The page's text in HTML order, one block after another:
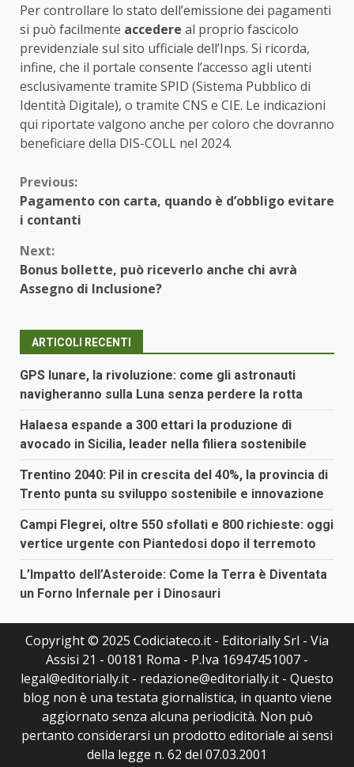
Per controllare lo stato dell’emissione dei pagamenti
si può facilmente accedere al proprio fascicolo
previdenziale sul sito ufficiale dell’Inps. Si ricorda,
infine, che il portale consente l’accesso agli utenti
esclusivamente tramite SPID (Sistema Pubblico di
Identità Digitale), o tramite CNS e CIE. Le indicazioni
qui riportate valgono anche per coloro che dovranno
beneficiare della DIS-COLL nel 2024.
Continue
Reading
Previous:
Pagamento con carta, quando è d’obbligo evitare
i contanti
Next:
Bonus bollette, può riceverlo anche chi avrà
Assegno di Inclusione?
ARTICOLI RECENTI
GPS lunare, la rivoluzione: come gli astronauti
navigheranno sulla Luna senza perdere la rotta
Halaesa espande a 300 ettari la produzione di
avocado in Sicilia, leader nella filiera sostenibile
Trentino 2040: Pil in crescita del 40%, la provincia di
Trento punta su sviluppo sostenibile e innovazione
Campi Flegrei, oltre 550 sfollati e 800 richieste: oggi
vertice urgente con Piantedosi dopo il terremoto
L’Impatto dell’Asteroide: Come la Terra è Diventata
un Forno Infernale per i Dinosauri
Copyright © 2025 Codiciateco.it - Editorially Srl - Via
Assisi 21 - 00181 Roma - P.Iva 16947451007 -
legal@editorially.it - redazione@editorially.it - Questo
blog non è una testata giornalistica, in quanto viene
aggiornato senza alcuna periodicità. Non può
pertanto considerarsi un prodotto editoriale ai sensi
della legge n. 62 del 07.03.2001